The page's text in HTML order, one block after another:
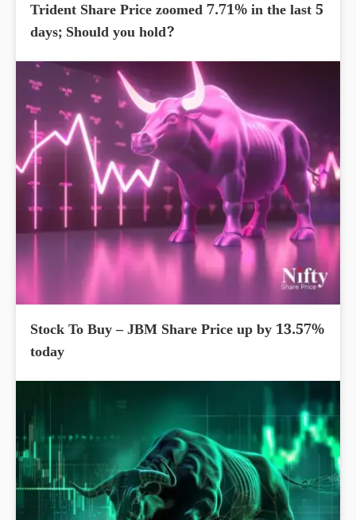
Trident Share Price zoomed 7.71% in the last 5
days; Should you hold?
Stock To Buy – JBM Share Price up by 13.57%
today